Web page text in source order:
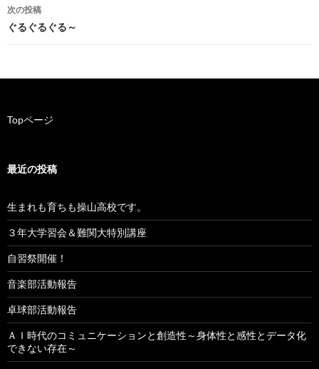
ナ
ビ
シ
ン
次の投稿
ぐるぐるぐる～
Topページ
最近の投稿
生まれも育ちも操山高校です。
３年大学習会＆難関大特別講座
自習祭開催！
音楽部活動報告
卓球部活動報告
ＡＩ時代のコミュニケーションと創造性～身体性と感性とデータ化
できない存在～